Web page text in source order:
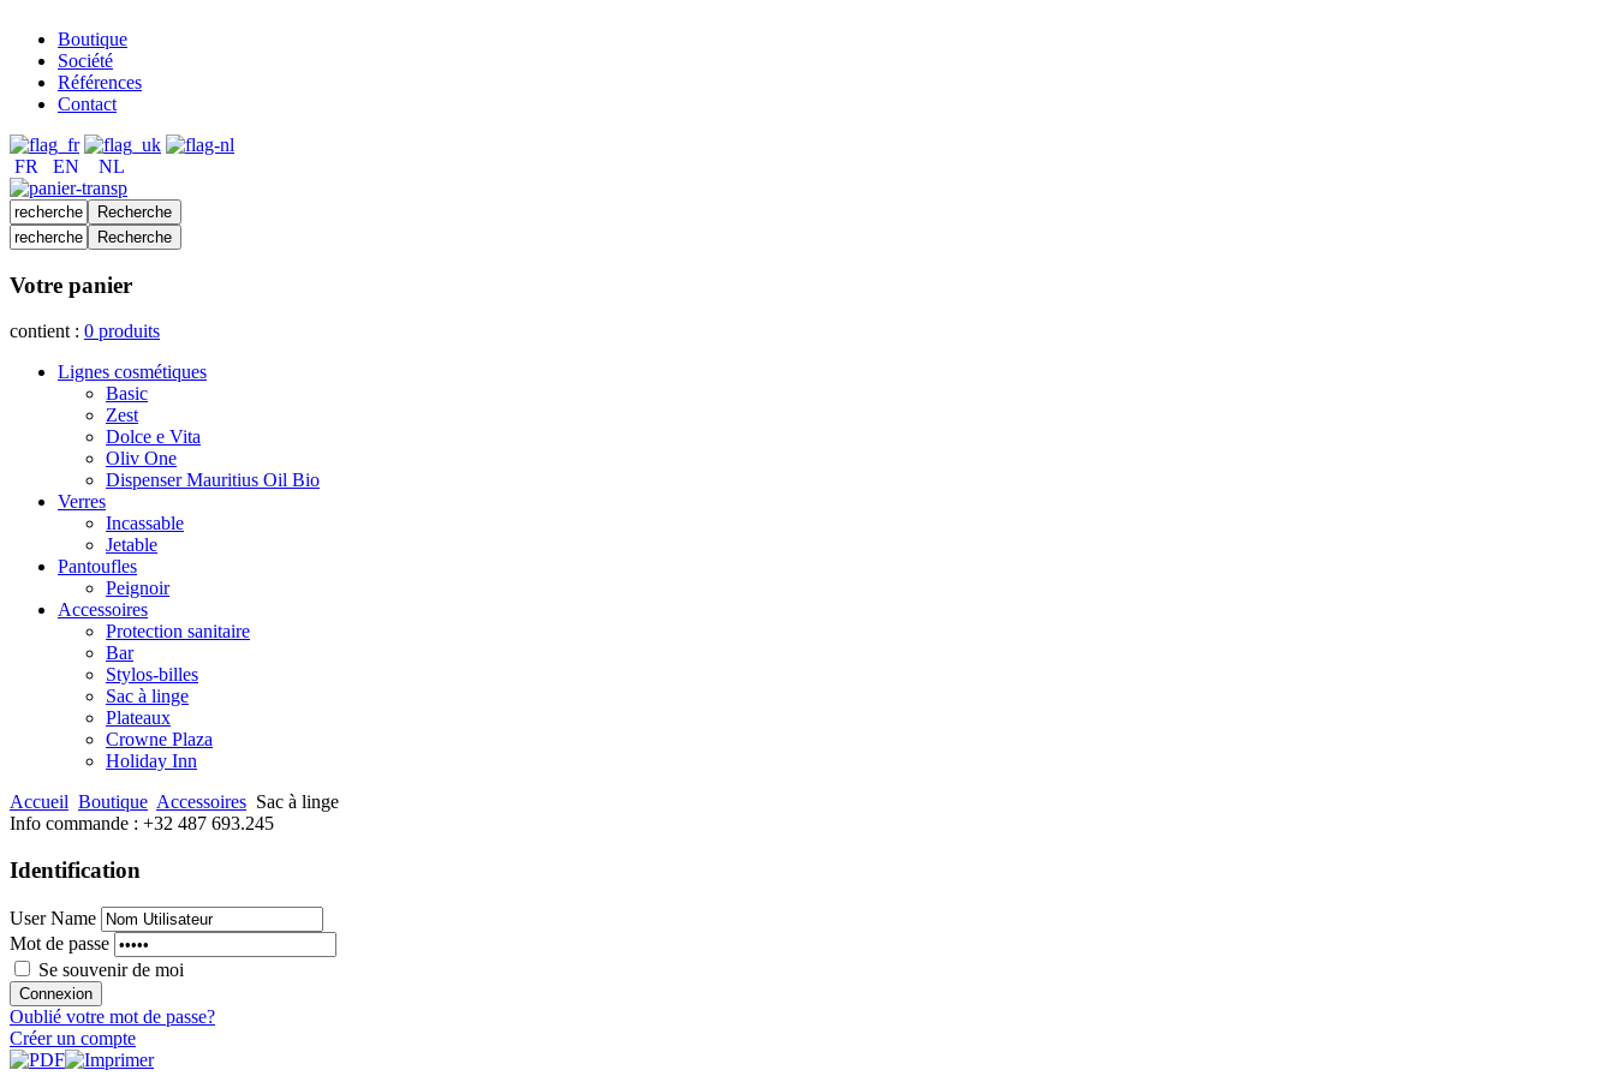
Boutique
Société
Références
Contact
FR EN NL
Votre panier
contient : 0 produits
Lignes cosmétiques
Basic
Zest
Dolce e Vita
Oliv One
Dispenser Mauritius Oil Bio
Verres
Incassable
Jetable
Pantoufles
Peignoir
Accessoires
Protection sanitaire
Bar
Stylos-billes
Sac à linge
Plateaux
Crowne Plaza
Holiday Inn
Accueil Boutique Accessoires Sac à linge
Info commande : +32 487 693.245
Identification
User Name
Mot de passe
Se souvenir de moi
Oublié votre mot de passe?
Créer un compte